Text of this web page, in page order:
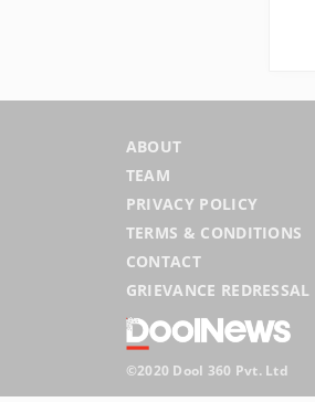
ABOUT
TEAM
PRIVACY POLICY
TERMS & CONDITIONS
CONTACT
GRIEVANCE REDRESSAL
©2020 Dool 360 Pvt. Ltd